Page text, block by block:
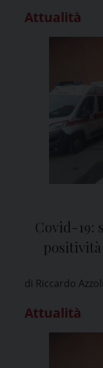
Attualità
Covid-19:
di Riccardo
Attualità